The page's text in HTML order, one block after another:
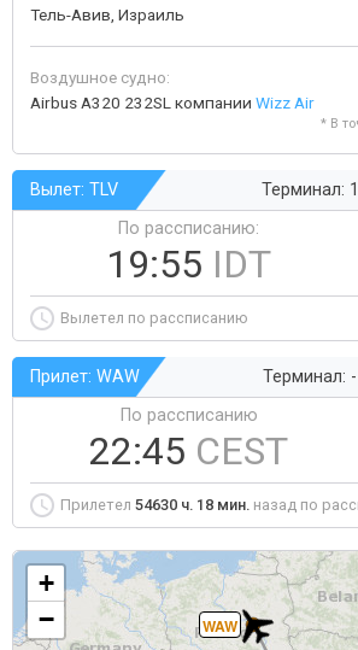
Тель-Авив, Израиль
Воздушное судно:
Airbus A320 232SL компании Wizz Air
* В
Вылет: TLV Терминал: 1
По рассписанию:
19:55 IDT
Вылетел по рассписанию
Прилет: WAW Терминал: -
По рассписанию
22:45 CEST
Прилетел 54630 ч. 18 мин. назад по
WAW
+
−